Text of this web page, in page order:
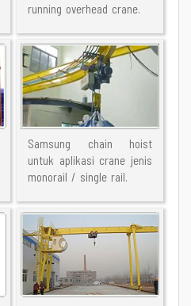
running overhead crane.
Samsung chain hoist
untuk aplikasi crane jenis
monorail / single rail.